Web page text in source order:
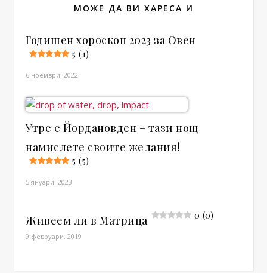
МОЖЕ ДА ВИ ХАРЕСА И
Годишен хороскоп 2023 за Овен
5 (1)
6.ноември. 2022
Утре е Йордановден – тази нощ
намислете своите желания!
5 (5)
5.януари. 2023
Живеем ли в Матрица 0 (0)
9.февруари. 2019